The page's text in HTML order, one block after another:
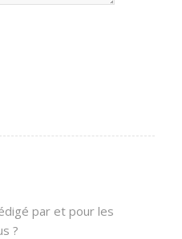
par et pour les
?